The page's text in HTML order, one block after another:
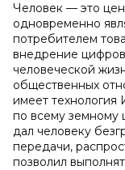
Человек — это
одновременно
потребителем
внедрение
человеческой
общественных
имеет технология
по всему земному
дал человеку
передачи,
позволил